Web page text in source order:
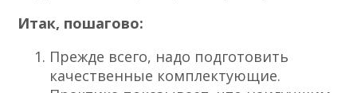
Итак, пошагово:
Прежде всего, надо подготовить
качественные комплектующие.